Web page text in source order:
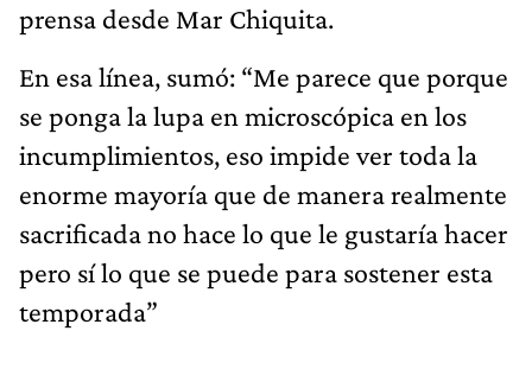
prensa desde Mar Chiquita.
En esa línea, sumó: “Me parece que porque
se ponga la lupa en microscópica en los
incumplimientos, eso impide ver toda la
enorme mayoría que de manera realmente
sacrificada no hace lo que le gustaría hacer
pero sí lo que se puede para sostener esta
temporada”